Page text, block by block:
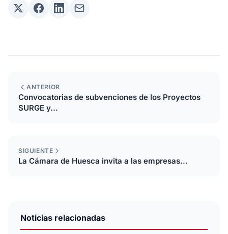
ANTERIOR
Convocatorias de subvenciones de los Proyectos
SURGE y...
SIGUIENTE
La Cámara de Huesca invita a las empresas...
Noticias relacionadas